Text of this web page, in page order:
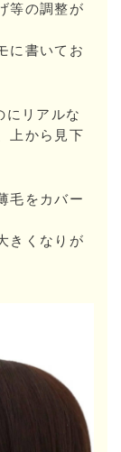
等の調整が
に書いてお
にリアルな
上から見下
毛をカバー
きくなりが